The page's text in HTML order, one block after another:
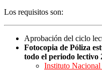
Los requisitos son:
Aprobación del ciclo
Fotocopia de Póliza
todo el periodo lectivo
Instituto